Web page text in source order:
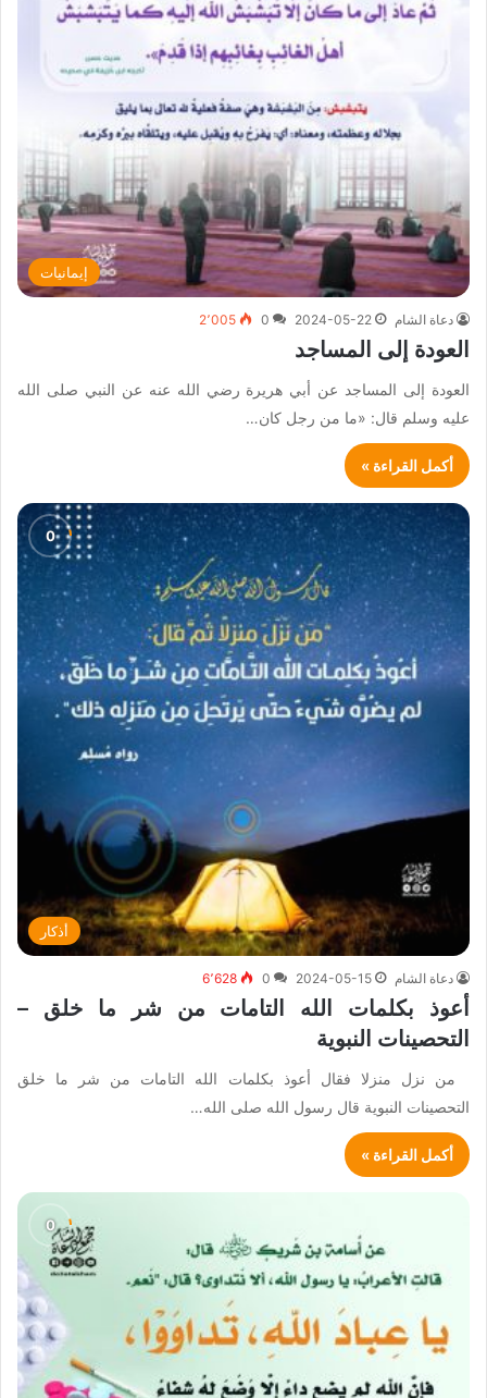
إيمانيات
دعاة الشام 2024-05-22
0 2٬005
العودة إلى المساجد
العودة إلى المساجد عن أبي هريرة رضي الله عنه عن النبي صلى الله
عليه وسلم قال: «ما من رجل كان…
أكمل القراءة »
أذكار
دعاة الشام 2024-05-15
0 6٬628
أعوذ بكلمات الله التامات من شر ما خلق –
التحصينات النبوية
من نزل منزلا فقال أعوذ بكلمات الله التامات من شر ما خلق
التحصينات النبوية قال رسول الله صلى الله…
أكمل القراءة »